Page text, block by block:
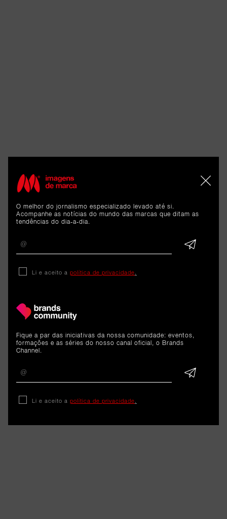
O melhor do jornalismo especializado levado até si.
Acompanhe as notícias do mundo das marcas que ditam as
tendências do dia-a-dia.
Li e aceito a política de privacidade
Fique a par das iniciativas da nossa comunidade: eventos,
formações e as séries do nosso canal oficial, o Brands
Channel.
Li e aceito a política de privacidade